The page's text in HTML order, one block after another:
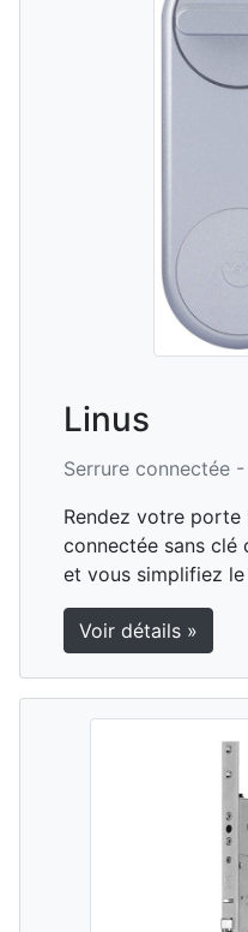
Linus
Serrure connectée -
Rendez votre
connectée sans
et vous simplifiez
Voir détails »